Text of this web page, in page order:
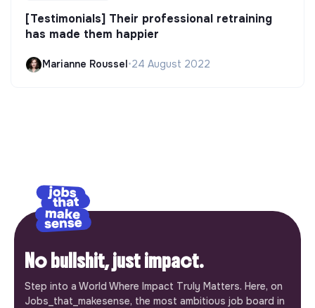
[Testimonials] Their professional retraining
has made them happier
Marianne Roussel•24 August 2022
No bullshit, just impact.
Step into a World Where Impact Truly Matters. Here, on
Jobs_that_makesense, the most ambitious job board in